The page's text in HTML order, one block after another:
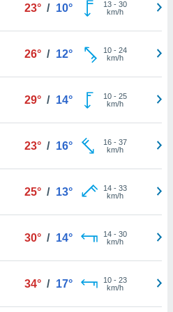
23° / 10° 13- 30
km/h
26° / 12° 10- 24
km/h
29° / 14° 10- 25
km/h
23° / 16° 16- 37
km/h
25° / 13° 14- 33
km/h
30° / 14° 14- 30
km/h
34° / 17° 10- 23
km/h